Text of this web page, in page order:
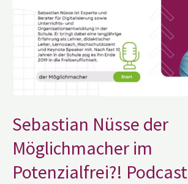
Sebastian Nüsse der
Möglichmacher im
Potenzialfrei?! Podcast
Potenzialfrei?!
Podcast